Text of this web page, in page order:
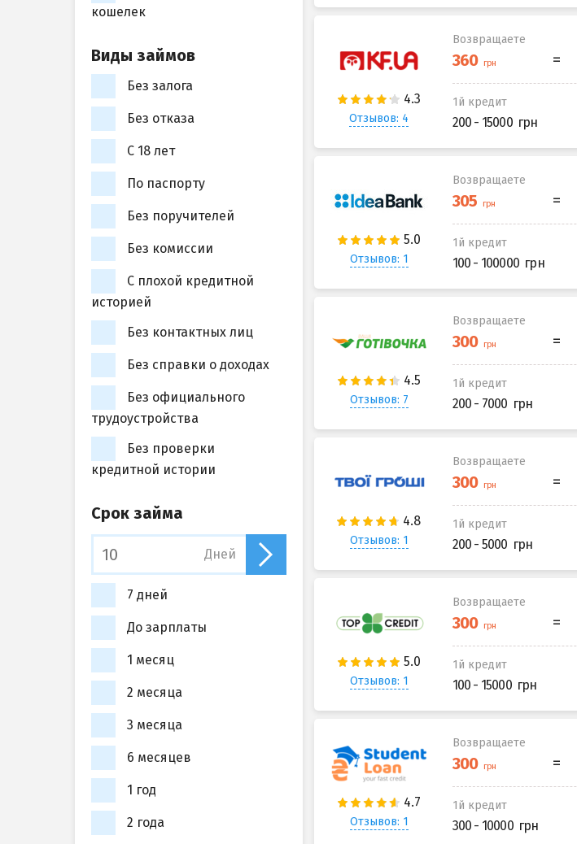
Отзывов: 4
Возвращаете
1й кредит
200 - 15000
Отзывов: 1
Возвращаете
1й кредит
100 - 100000
Отзывов: 7
Возвращаете
1й кредит
200 - 7000
Отзывов: 1
Возвращаете
1й кредит
200 - 5000
Отзывов: 1
Возвращаете
1й кредит
100 - 15000
Отзывов: 1
Возвращаете
1й кредит
300 - 10000
кошелек
Виды займов
Без залога
Без отказа
С 18 лет
По паспорту
Без поручителей
Без комиссии
С плохой кредитной
историей
Без контактных лиц
Без справки о доходах
Без официального
трудоустройства
Без проверки
кредитной истории
Срок займа
Дней
7 дней
До зарплаты
1 месяц
2 месяца
3 месяца
6 месяцев
1 год
2 года